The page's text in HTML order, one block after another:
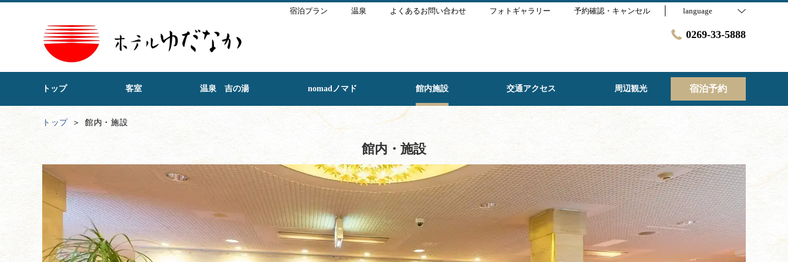
宿泊プラン 温泉 よくあるお問い合わせ フォトギャラリー 予約確認・キャンセル language
0269-33-5888
トップ 客室 温泉 吉の湯 nomadノマド 館内施設 交通アクセス 周辺観光 宿泊予約
トップ 館内・施設
館内・施設